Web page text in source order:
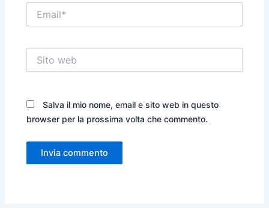
web
Salva il mio nome, email e sito web in questo
browser per la prossima volta che commento.